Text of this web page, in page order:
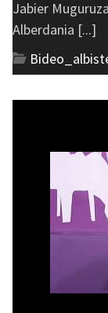
Jabier
Alberdania [...]